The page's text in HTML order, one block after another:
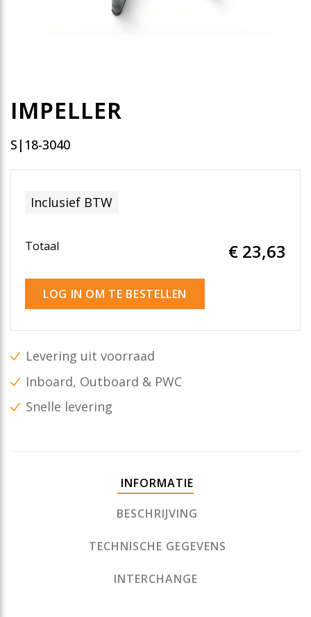
IMPELLER
S|18-3040
Inclusief BTW
Totaal € 23,63
LOG IN OM TE BESTELLEN
Levering uit voorraad
Inboard, Outboard & PWC
Snelle levering
INFORMATIE
BESCHRIJVING
TECHNISCHE GEGEVENS
INTERCHANGE